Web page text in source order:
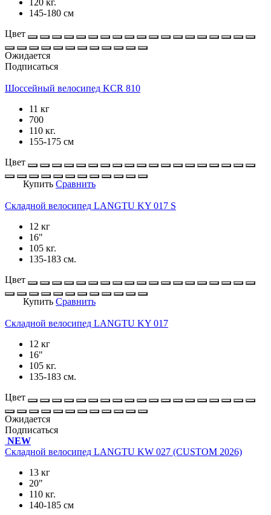
145-180 см
Цвет
Ожидается
Подписаться
Шоссейный велосипед KCR 810
11 кг
700
110 кг.
155-175 см
Цвет
Купить Сравнить
Складной велосипед LANGTU KY 017 S
12 кг
16"
105 кг.
135-183 см.
Цвет
Купить Сравнить
Складной велосипед LANGTU KY 017
12 кг
16"
105 кг.
135-183 см.
Цвет
Ожидается
Подписаться
NEW
Складной велосипед LANGTU KW 027 (CUSTOM 2026)
13 кг
20"
110 кг.
140-185 см